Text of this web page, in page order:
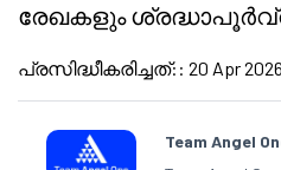
രേഖകളും
പ്രസിദ്ധീകരിച്ചത്: : 20 Apr
Team Angel